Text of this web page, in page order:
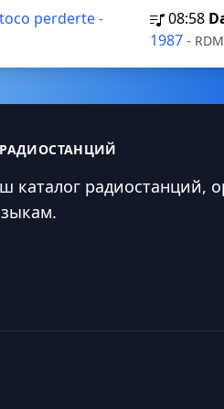
perderte -
08:58
1987 -
РАДИОСТАНЦИЙ
каталог радиостанций,